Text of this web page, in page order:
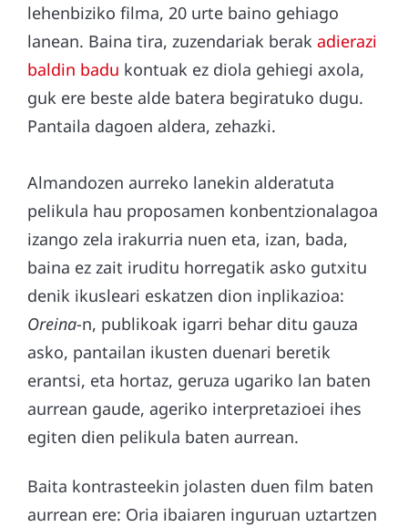
lehenbiziko filma, 20 urte baino gehiago
lanean. Baina tira, zuzendariak berak adierazi
baldin badu kontuak ez diola gehiegi axola,
guk ere beste alde batera begiratuko dugu.
Pantaila dagoen aldera, zehazki.
Almandozen aurreko lanekin alderatuta
pelikula hau proposamen konbentzionalagoa
izango zela irakurria nuen eta, izan, bada,
baina ez zait iruditu horregatik asko gutxitu
denik ikusleari eskatzen dion inplikazioa:
Oreina-n, publikoak igarri behar ditu gauza
asko, pantailan ikusten duenari beretik
erantsi, eta hortaz, geruza ugariko lan baten
aurrean gaude, ageriko interpretazioei ihes
egiten dien pelikula baten aurrean.
Baita kontrasteekin jolasten duen film baten
aurrean ere: Oria ibaiaren inguruan uztartzen